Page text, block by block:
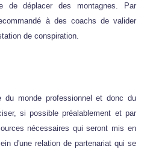
de déplacer des montagnes. Par
à des coachs de valider
de conspiration.
du monde professionnel et donc du
si possible préalablement et par
nécessaires qui seront mis en
d'une relation de partenariat qui se